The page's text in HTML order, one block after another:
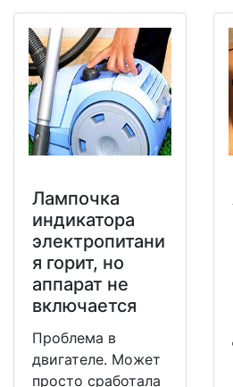
Лампочка
индикатора
электропитани
я горит, но
аппарат не
включается
Проблема в
двигателе. Может
просто сработала